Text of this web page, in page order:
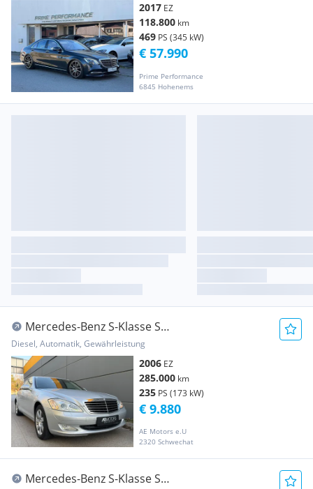
2017 EZ
118.800 km
469 PS (345 kW)
Prime Performance
6845 Hohenems
€ 57.990
Mercedes-Benz S-Klasse S
CDI*XENON*LEDER*AIRMATIC*KLIMA*SITZHZG*KREDIT...
Diesel, Automatik, Gewährleistung
2006 EZ
285.000 km
235 PS (173 kW)
AE Motors e.U
2320 Schwechat
€ 9.880
Mercedes-Benz S-Klasse S